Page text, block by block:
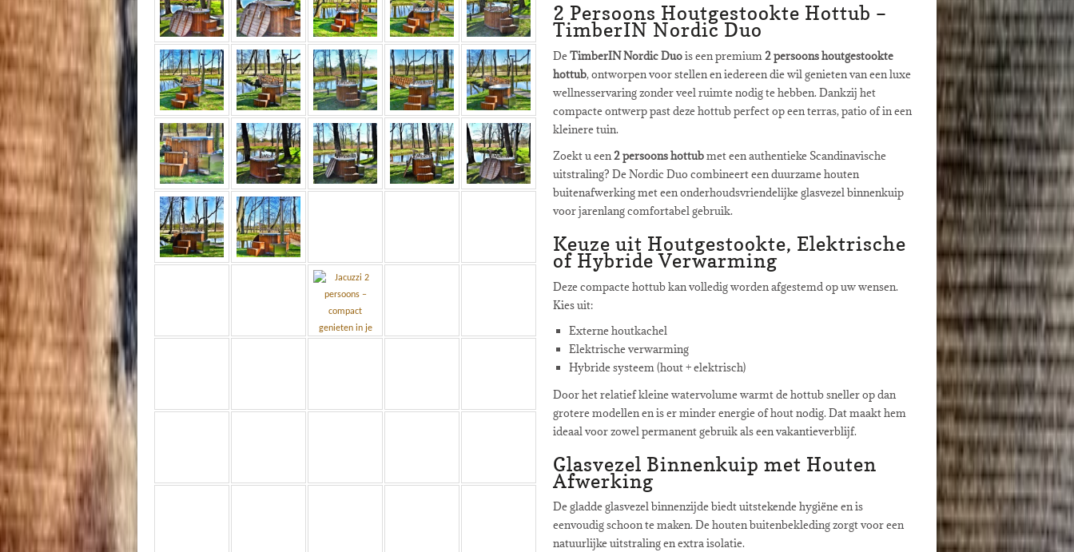
2 Persoons Houtgestookte Hottub –
TimberIN Nordic Duo
DeTimberIN Nordic Duois een premium2 persoons houtgestookte
hottub, ontworpen voor stellen en iedereen die wil genieten van een luxe
wellnesservaring zonder veel ruimte nodig te hebben. Dankzij het
compacte ontwerp past deze hottub perfect op een terras, patio of in een
kleinere tuin.
Zoekt u een2 persoons hottubmet een authentieke Scandinavische
uitstraling? De Nordic Duo combineert een duurzame houten
buitenafwerking met een onderhoudsvriendelijke glasvezel binnenkuip
voor jarenlang comfortabel gebruik.
Keuze uit Houtgestookte, Elektrische
of Hybride Verwarming
Deze compacte hottub kan volledig worden afgestemd op uw wensen.
Kies uit:
Externe houtkachel
Elektrische verwarming
Hybride systeem (hout + elektrisch)
Door het relatief kleine watervolume warmt de hottub sneller op dan
grotere modellen en is er minder energie of hout nodig. Dat maakt hem
ideaal voor zowel permanent gebruik als een vakantieverblijf.
Glasvezel Binnenkuip met Houten
Afwerking
De gladde glasvezel binnenzijde biedt uitstekende hygiëne en is
eenvoudig schoon te maken. De houten buitenbekleding zorgt voor een
natuurlijke uitstraling en extra isolatie.